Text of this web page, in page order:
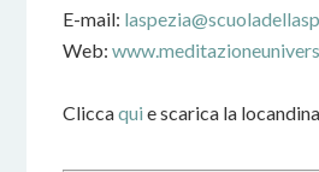
E-mail:
Web:
Cliccaqui e scarica la